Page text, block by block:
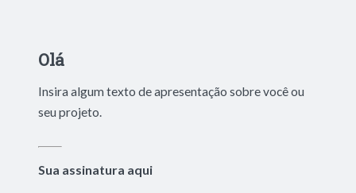
Olá
Insira algum texto de apresentação sobre você ou
seu projeto.
Sua assinatura aqui